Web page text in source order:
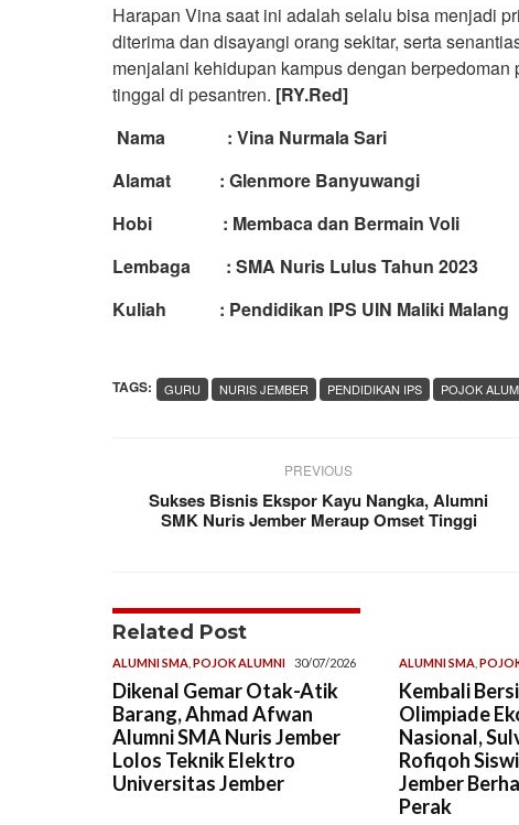
Harapan Vina saat ini adalah selalu bisa menjadi
diterima dan disayangi orang sekitar, serta
menjalani kehidupan kampus dengan
tinggal di pesantren. [RY.Red]
Nama : Vina Nurmala Sari
Alamat : Glenmore Banyuwangi
Hobi : Membaca dan Bermain Voli
Lembaga : SMA Nuris Lulus Tahun 2023
Kuliah : Pendidikan IPS UIN Maliki Malang
TAGS: GURU NURIS JEMBER PENDIDIKAN IPS POJOK
PREVIOUS
Sukses Bisnis Ekspor Kayu Nangka, Alumni
SMK Nuris Jember Meraup Omset Tinggi
Related Post
ALUMNI SMA POJOK ALUMNI 30/07/2026
Dikenal Gemar Otak-Atik
Barang, Ahmad Afwan
Alumni SMA Nuris Jember
Lolos Teknik Elektro
Universitas Jember
ALUMNI SMA,
Kembali
Olimpiade
Nasional,
Rofiqoh
Jember
Perak